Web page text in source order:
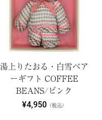
湯上りたおる・白雪ベア
ーギフト COFFEE
BEANS/ピンク
¥4,950（税込）